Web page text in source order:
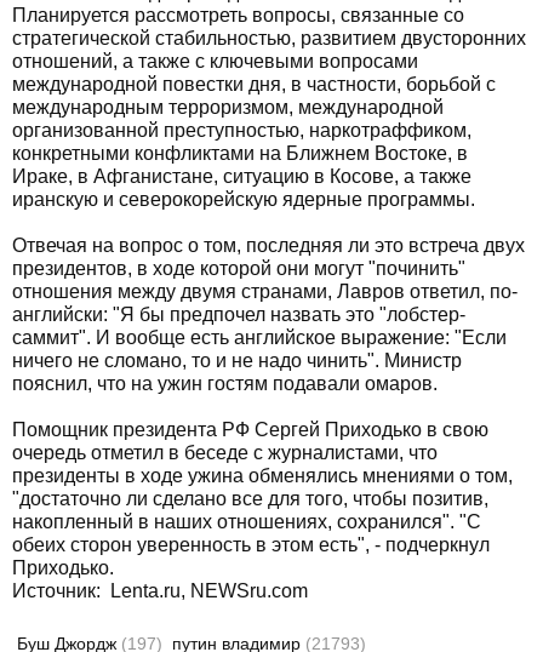
Планируется рассмотреть вопросы, связанные со
стратегической стабильностью, развитием двусторонних
отношений, а также с ключевыми вопросами
международной повестки дня, в частности, борьбой с
международным терроризмом, международной
организованной преступностью, наркотраффиком,
конкретными конфликтами на Ближнем Востоке, в
Ираке, в Афганистане, ситуацию в Косове, а также
иранскую и северокорейскую ядерные программы.
Отвечая на вопрос о том, последняя ли это встреча двух
президентов, в ходе которой они могут "починить"
отношения между двумя странами, Лавров ответил, по-
английски: "Я бы предпочел назвать это "лобстер-
саммит". И вообще есть английское выражение: "Если
ничего не сломано, то и не надо чинить". Министр
пояснил, что на ужин гостям подавали омаров.
Помощник президента РФ Сергей Приходько в свою
очередь отметил в беседе с журналистами, что
президенты в ходе ужина обменялись мнениями о том,
"достаточно ли сделано все для того, чтобы позитив,
накопленный в наших отношениях, сохранился". "С
обеих сторон уверенность в этом есть", - подчеркнул
Приходько.
Источник: Lenta.ru, NEWSru.com
Буш Джордж (197) путин владимир (21793)